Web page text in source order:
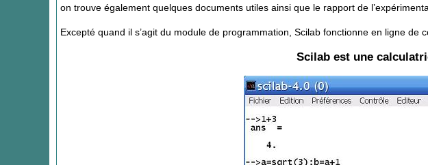
on trouve également quelques documents utiles ainsi que le rapport de
Excepté quand il s’agit du module de programmation, Scilab fonctionne en ligne de
Scilab est une